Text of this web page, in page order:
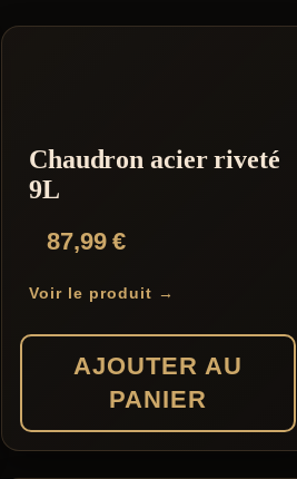
Chaudron acier riveté
9L
87,99€
Voir le produit →
AJOUTER AU
PANIER